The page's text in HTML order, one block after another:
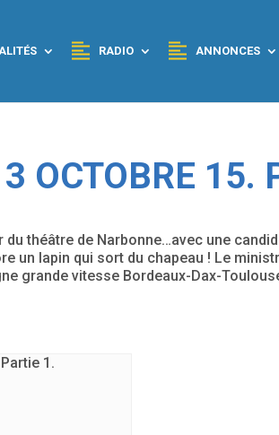
RADIO ANNONCES
OCTOBRE 15.
théâtre de Narbonne…avec une
un lapin qui sort du chapeau ! Le
grande vitesse Bordeaux-Dax-